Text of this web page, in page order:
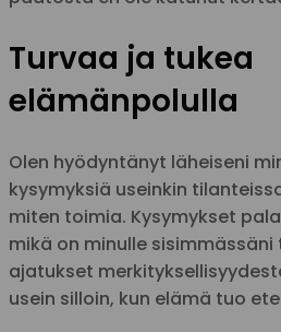
Turvaa ja tukea
elämänpolulla
Olen hyödyntänyt läheiseni
kysymyksiä useinkin
miten toimia. Kysymykset
mikä on minulle sisimmässäni
ajatukset
usein silloin, kun elämä tuo